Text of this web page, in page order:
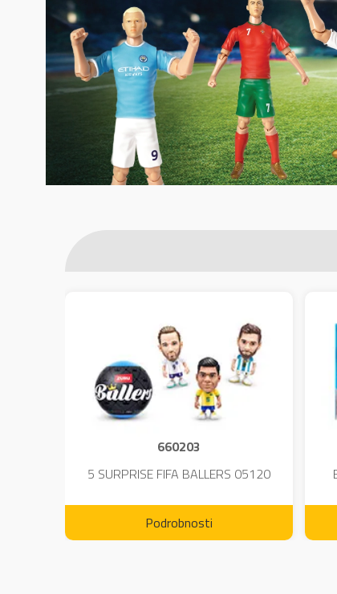
660203
5 SURPRISE FIFA BALLERS 05120
Podrobnosti